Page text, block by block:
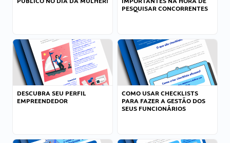
PESQUISAR CONCORRENTES
DESCUBRA SEU PERFIL
EMPREENDEDOR
COMO USAR CHECKLISTS
PARA FAZER A GESTÃO DOS
SEUS FUNCIONÁRIOS